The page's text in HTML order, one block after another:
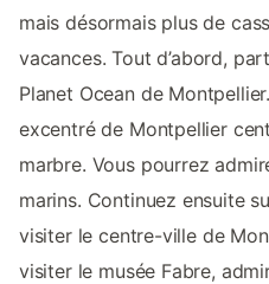
mais désormais plus de
vacances. Tout d’abord,
Planet Ocean de
excentré de Montpellier
marbre. Vous pourrez
marins. Continuez ensuite
visiter le centre-ville de
visiter le musée Fabre,